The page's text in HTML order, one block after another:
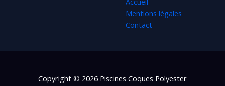
Mentions légales
Contact
Copyright © 2026 Piscines Coques Polyester